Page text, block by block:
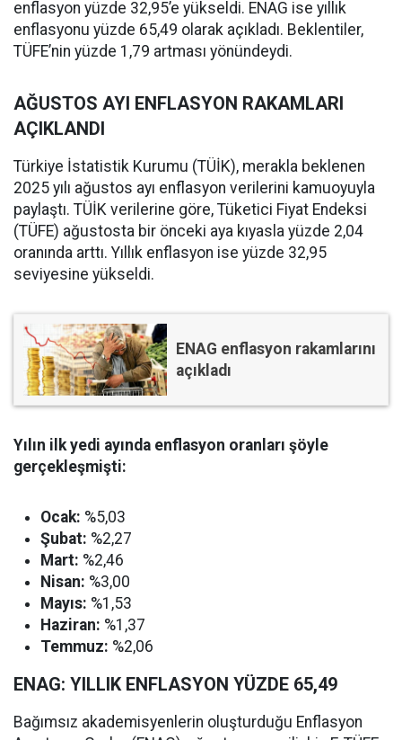
enflasyon yüzde 32,95’e yükseldi. ENAG ise yıllık
enflasyonu yüzde 65,49 olarak açıkladı. Beklentiler,
TÜFE’nin yüzde 1,79 artması yönündeydi.
AĞUSTOS AYI ENFLASYON RAKAMLARI
AÇIKLANDI
Türkiye İstatistik Kurumu (TÜİK), merakla beklenen
2025 yılı ağustos ayı enflasyon verilerini kamuoyuyla
paylaştı. TÜİK verilerine göre, Tüketici Fiyat Endeksi
(TÜFE) ağustosta bir önceki aya kıyasla yüzde 2,04
oranında arttı. Yıllık enflasyon ise yüzde 32,95
seviyesine yükseldi.
ENAG enflasyon rakamlarını
açıkladı
Yılın ilk yedi ayında enflasyon oranları şöyle
gerçekleşmişti:
Ocak: %5,03
Şubat: %2,27
Mart: %2,46
Nisan: %3,00
Mayıs: %1,53
Haziran: %1,37
Temmuz: %2,06
ENAG: YILLIK ENFLASYON YÜZDE 65,49
Bağımsız akademisyenlerin oluşturduğu Enflasyon